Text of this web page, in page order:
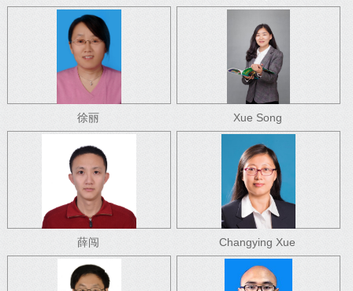
徐丽 Xue Song
薛闯 Changying Xue